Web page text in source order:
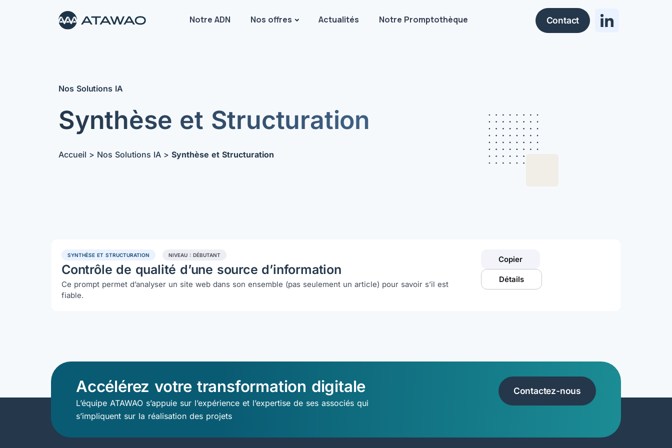
Notre ADN Nos offres Actualités Notre Promptothèque Contact
Nos Solutions IA
Synthèse et Structuration
Accueil > Nos Solutions IA > Synthèse et Structuration
SYNTHÈSE ET STRUCTURATION NIVEAU : DÉBUTANT
Contrôle de qualité d’une source d’information
Ce prompt permet d’analyser un site web dans son ensemble (pas seulement un article) pour savoir s’il est
fiable.
Copier
Détails
Accélérez votre transformation digitale
L’équipe ATAWAO s’appuie sur l’expérience et l’expertise de ses associés qui
s’impliquent sur la réalisation des projets
Contactez-nous